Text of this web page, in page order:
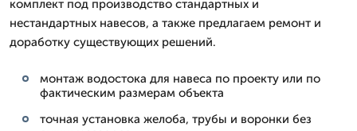
комплект под производство стандартных и
нестандартных навесов, а также предлагаем ремонт и
доработку существующих решений.
монтаж водостока для навеса по проекту или по
фактическим размерам объекта
точная установка желоба, трубы и воронки без